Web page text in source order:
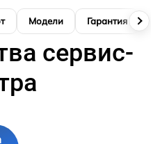
Модели Гарантия
сервис-